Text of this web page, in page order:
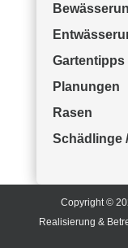
Gartentipps
Planungen
Rasen
Schädlinge
Copyright ©
Realisierung &